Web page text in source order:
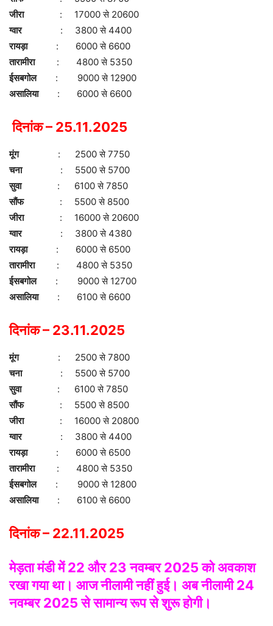
जीरा : 17000 से 20600
ग्वार
: 3800 से 4400
रायड़ा : 6000 से 6600
तारामीरा: 4800 से 5350
ईसबगोल
: 9000 से 12900
असालिया : 6000 से 6600
दिनांक – 25.11.2025
मूंग: 2500 से 7750
चना : 5500 से 5700
सुवा : 6100 से 7850
सौंफ
: 5500 से 8500
जीरा : 16000 से 20600
ग्वार
: 3800 से 4380
रायड़ा : 6000 से 6500
तारामीरा: 4800 से 5350
ईसबगोल
: 9000 से 12700
असालिया : 6100 से 6600
दिनांक – 23.11.2025
मूंग: 2500 से 7800
चना : 5500 से 5700
सुवा : 6100 से 7850
सौंफ
: 5500 से 8500
जीरा : 16000 से 20800
ग्वार
: 3800 से 4400
रायड़ा : 6000 से 6500
तारामीरा: 4800 से 5350
ईसबगोल
: 9000 से 12800
असालिया : 6100 से 6600
दिनांक – 22.11.2025
मेड़ता मंडीमें 22 और 23 नवम्बर 2025 को अवकाश
रखा गया था। आज नीलामी नहीं हुई। अब नीलामी 24
नवम्बर 2025 से सामान्य रूप से शुरू होगी।